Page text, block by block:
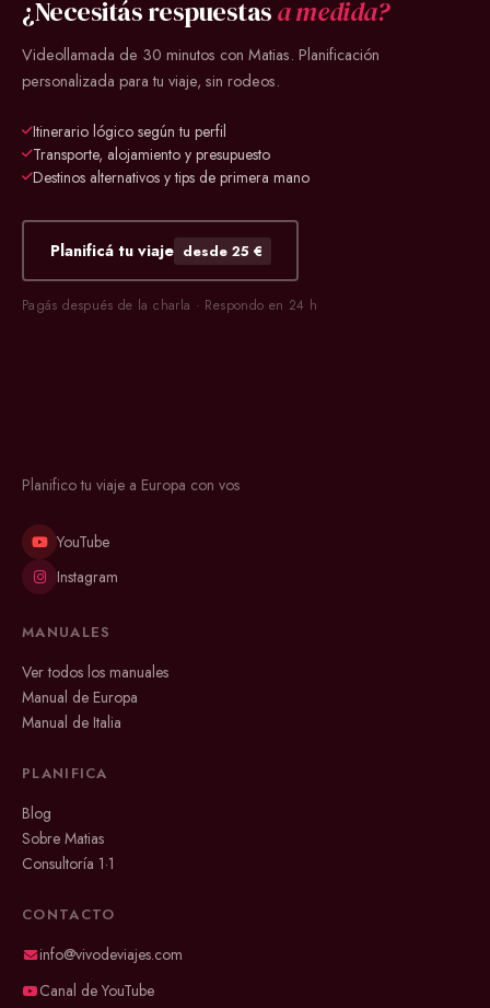
¿Necesitás respuestasa medida?
Videollamada de 30 minutos con Matias. Planificación
personalizada para tu viaje, sin rodeos.
Itinerario lógico según tu perfil
Transporte, alojamiento y presupuesto
Destinos alternativos y tips de primera mano
Planificá tu viaje desde 25 €
Pagás después de la charla · Respondo en 24 h
Planifico tu viaje a Europa con vos
YouTube
Instagram
MANUALES
Ver todos los manuales
Manual de Europa
Manual de Italia
PLANIFICA
Blog
Sobre Matias
Consultoría 1·1
CONTACTO
info@vivodeviajes.com
Canal de YouTube